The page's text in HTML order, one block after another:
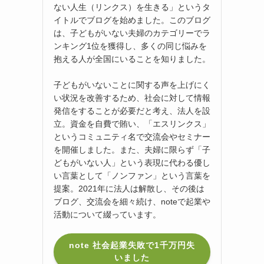
ない人生（リンクス）を生きる」というタ
イトルでブログを始めました。このブログ
は、子どもがいない夫婦のカテゴリーでラ
ンキング1位を獲得し、多くの同じ悩みを
抱える人が全国にいることを知りました。
子どもがいないことに関する声を上げにく
い状況を改善するため、社会に対して情報
発信をすることが必要だと考え、法人を設
立。資金を自費で賄い、「エスリンクス」
というコミュニティ名で交流会やセミナー
を開催しました。また、夫婦に限らず「子
どもがいない人」という表現に代わる優し
い言葉として「ノンファン」という言葉を
提案。2021年に法人は解散し、その後は
ブログ、交流会を細々続け、noteで起業や
活動について綴っています。
note 社会起業失敗で1千万円失
いました